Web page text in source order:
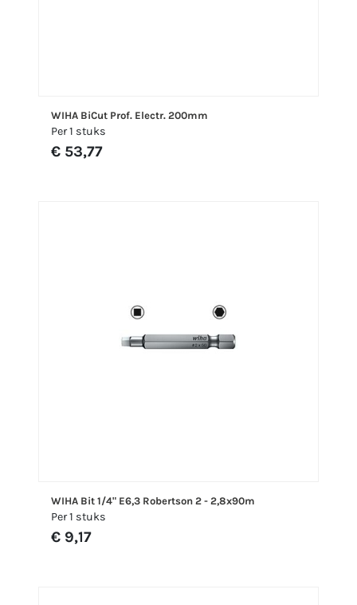
WIHA BiCut Prof. Electr. 200mm
Per 1 stuks
€ 53,77
WIHA Bit 1/4" E6,3 Robertson 2 - 2,8x90m
Per 1 stuks
€ 9,17